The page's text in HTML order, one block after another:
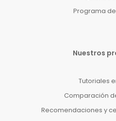
Programa
Nuestros
Tutoriales
Comparación
Recomendaciones y